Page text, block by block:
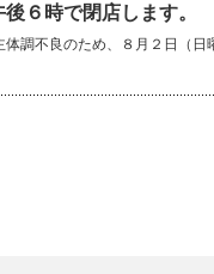
６時で閉店します。
体調不良のため、８月２日（